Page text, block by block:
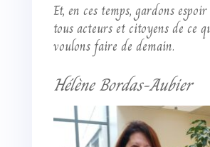
Et, en ces temps, gardons
tous acteurs et citoyens de ce
voulons faire de demain.
Hélène Bordas-Aubier